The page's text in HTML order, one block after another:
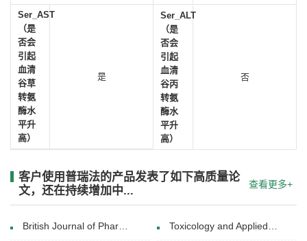
Ser_AST
（是
否会
引起
血清
谷草
转氨
酶水
平升
高）
是
Ser_ALT
（是
否会
引起
血清
谷丙
转氨
酶水
平升
高）
否
客户使用普瑞法的产品发表了如下高质量论
文，还在持续增加中...
查看更多+
British Journal of Pharmacology(14 January 2021) Toxicology and Applied Pharmacology(28 May 2019)